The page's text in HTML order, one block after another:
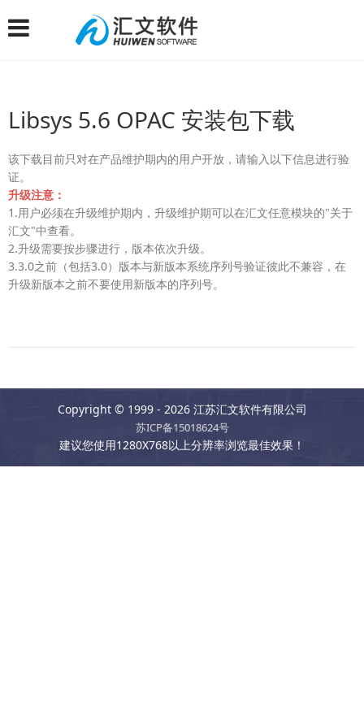
Libsys 5.6 OPAC 安装包下载
该下载目前只对在产品维护期内的用户开放，请输入以下信息进行验
证。
升级注意：
1.用户必须在升级维护期内，升级维护期可以在汇文任意模块的"关于
汇文"中查看。
2.升级需要按步骤进行，版本依次升级。
3.3.0之前（包括3.0）版本与新版本系统序列号验证彼此不兼容，在
升级新版本之前不要使用新版本的序列号。
Copyright © 1999 - 2026 江苏汇文软件有限公司
苏ICP备15018624号
建议您使用1280X768以上分辨率浏览最佳效果！